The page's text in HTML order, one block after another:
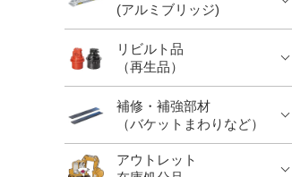
(アルミブリッジ)
リビルト品
（再生品）
補修・補強部材
（バケットまわりなど）
アウトレット